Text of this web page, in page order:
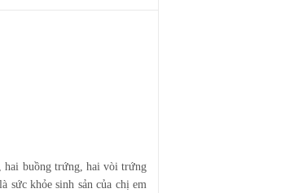
hai buồng trứng, hai vòi trứng
sức khỏe sinh sản của chị em